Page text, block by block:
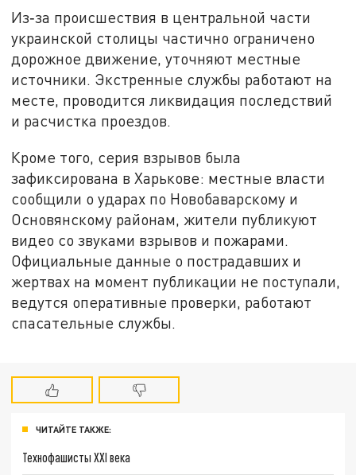
Из‑за происшествия в центральной части
украинской столицы частично ограничено
дорожное движение, уточняют местные
источники. Экстренные службы работают на
месте, проводится ликвидация последствий
и расчистка проездов.
Кроме того, серия взрывов была
зафиксирована в Харькове: местные власти
сообщили о ударах по Новобаварскому и
Основянскому районам, жители публикуют
видео со звуками взрывов и пожарами.
Официальные данные о пострадавших и
жертвах на момент публикации не поступали,
ведутся оперативные проверки, работают
спасательные службы.
ЧИТАЙТЕ ТАКЖЕ:
Технофашисты XXI века